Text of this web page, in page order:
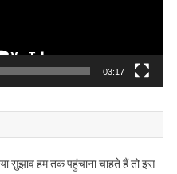
03:17
सुझाव हम तक पहुंचाना चाहते हैं तो इस